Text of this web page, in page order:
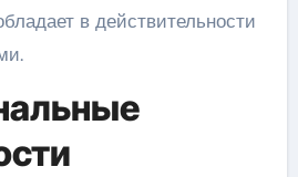
в действительности